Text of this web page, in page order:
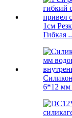
1см
Гибкая
6*12 мм